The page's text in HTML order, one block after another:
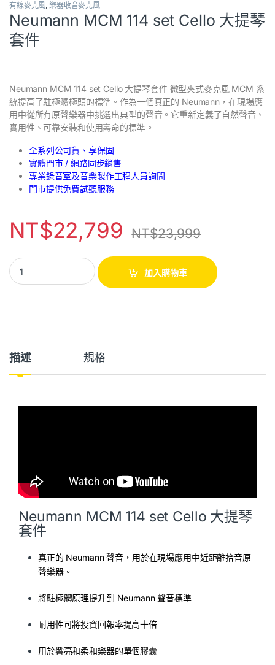
有線麥克風,樂器收音麥克風
Neumann MCM 114 set Cello 大提琴
套件
Neumann MCM 114 set Cello 大提琴套件 微型夾式麥克風 MCM 系
統提高了駐極體極頭的標準。作為一個真正的 Neumann，在現場應
用中從所有原聲樂器中挑選出典型的聲音。它重新定義了自然聲音、
實用性、可靠安裝和使用壽命的標準。
全系列公司貨、享保固
實體門市 / 網路同步銷售
專業錄音室及音樂製作工程人員詢問
門市提供免費試聽服務
NT$22,799 NT$23,999
加入購物車
描述 規格
Neumann MCM 114 set Cello 大提琴
套件
真正的 Neumann 聲音，用於在現場應用中近距離拾音原
聲樂器。
將駐極體原理提升到 Neumann 聲音標準
耐用性可將投資回報率提高十倍
用於響亮和柔和樂器的單個膠囊